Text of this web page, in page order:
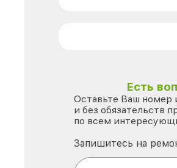
Есть
Оставьте Ваш номер
и без обязательств
по всем
Запишитесь на